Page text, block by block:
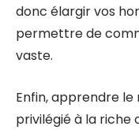
donc élargir vos
permettre de
vaste.
Enfin, apprendre
privilégié à la riche